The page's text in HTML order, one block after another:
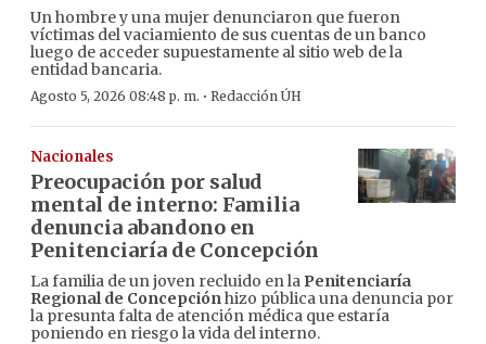
Un hombre y una mujer denunciaron que fueron
víctimas del vaciamiento de sus cuentas de un banco
luego de acceder supuestamente al sitio web de la
entidad bancaria.
Agosto 5, 2026 08:48 p. m. · Redacción ÚH
Nacionales
Preocupación por salud
mental de interno: Familia
denuncia abandono en
Penitenciaría de Concepción
La familia de un joven recluido en la Penitenciaría
Regional de Concepciónhizo pública una denuncia por
la presunta falta de atención médica que estaría
poniendo en riesgo la vida del interno.